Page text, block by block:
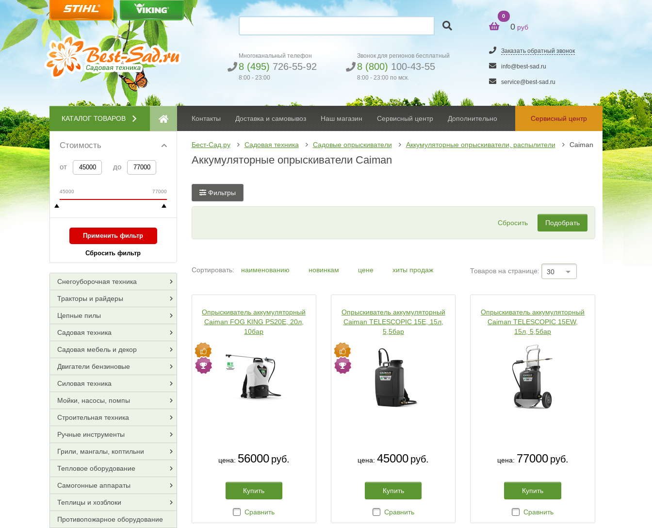
Многоканальный телефон
8 (495) 726-55-92
8:00 - 23:00
Звонок для регионов бесплатный
8 (800) 100-43-55
8:00 - 23:00 по мск.
0
0 руб
Заказать обратный звонок
info@best-sad.ru
service@best-sad.ru
КАТАЛОГ ТОВАРОВ Контакты Доставка и самовывоз Наш магазин Сервисный центр Дополнительно Сервисный центр
Стоимость
от до
45000 77000
Применить фильтр
Сбросить фильтр
Снегоуборочная техника
Тракторы и райдеры
Цепные пилы
Садовая техника
Садовая мебель и декор
Двигатели бензиновые
Силовая техника
Мойки, насосы, помпы
Строительная техника
Ручные инструменты
Грили, мангалы, коптильни
Тепловое оборудование
Самогонные аппараты
Теплицы и хозблоки
Противопожарное оборудование
Бест-Сад.ру Садовая техника Садовые опрыскиватели Аккумуляторные опрыскиватели, распылители Caiman
Аккумуляторные опрыскиватели Caiman
Фильтры
Сбросить Подобрать
Сортировать: наименованию новинкам цене хиты продаж Товаров на странице: 30
Опрыскиватель аккумуляторный
Caiman FOG KING PS20E, 20л,
10бар
цена: 56000 руб.
Купить
Сравнить
Опрыскиватель аккумуляторный
Caiman TELESCOPIC 15E, 15л,
5,5бар
цена: 45000 руб.
Купить
Сравнить
Опрыскиватель аккумуляторный
Caiman TELESCOPIC 15EW,
15л, 5,5бар
цена: 77000 руб.
Купить
Сравнить